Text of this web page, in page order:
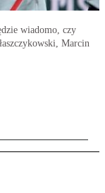
wiadomo, czy
Marcin